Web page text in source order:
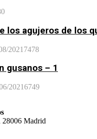
los agujeros de los
2021 7478
gusanos – 1
20216749
28006 Madrid